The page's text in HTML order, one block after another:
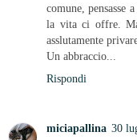
comune, pensasse
la vita ci offre.
asslutamente
Un abbraccio...
Rispondi
miciapallina 30